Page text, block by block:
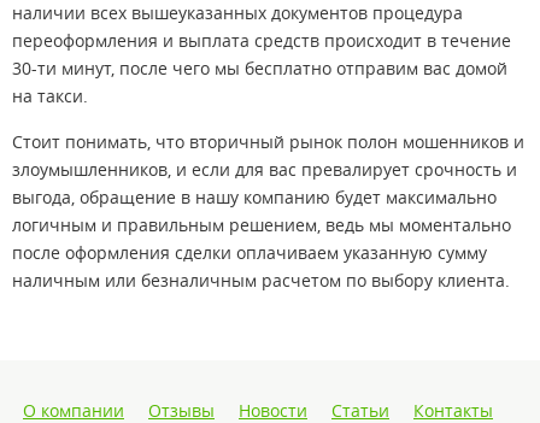
наличии всех вышеуказанных документов процедура
переоформления и выплата средств происходит в течение
30-ти минут, после чего мы бесплатно отправим вас домой
на такси.
Стоит понимать, что вторичный рынок полон мошенников и
злоумышленников, и если для вас превалирует срочность и
выгода, обращение в нашу компанию будет максимально
логичным и правильным решением, ведь мы моментально
после оформления сделки оплачиваем указанную сумму
наличным или безналичным расчетом по выбору клиента.
О компании Отзывы Новости Статьи
Контакты